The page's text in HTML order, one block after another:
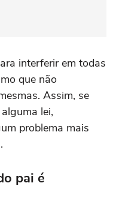
interferir em todas
que não
Assim, se
lei,
problema mais
pai é